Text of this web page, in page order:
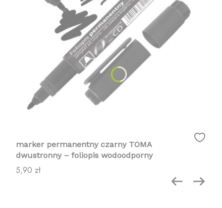
marker permanentny czarny TOMA
dwustronny – foliopis wodoodporny
Cena
5,90 zł